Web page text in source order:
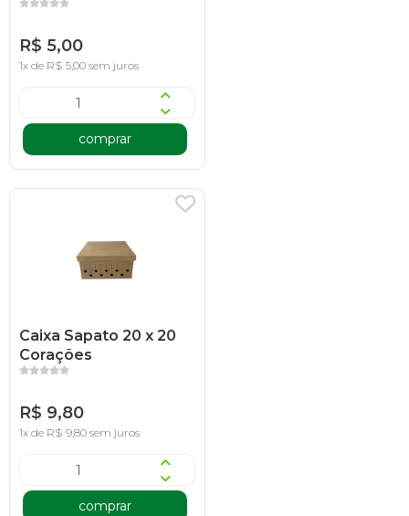
R$ 5,00
1x de R$ 5,00 sem juros
comprar
Caixa Sapato 20 x 20
Corações
R$ 9,80
1x de R$ 9,80 sem juros
comprar